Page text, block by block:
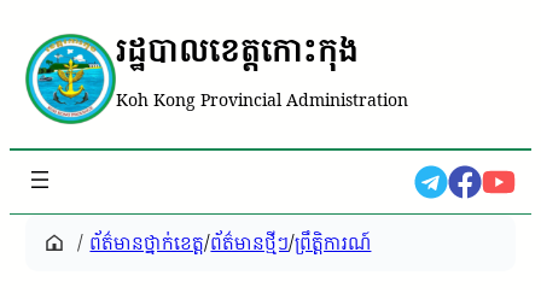
រដ្ឋបាលខេត្តកោះកុង
Koh Kong Provincial Administration
/ ព័ត៌មានថ្នាក់ខេត្ត/ព័ត៌មានថ្មីៗ/ព្រឹត្តិការណ៍